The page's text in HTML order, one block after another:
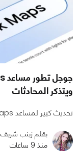
ويتذكر المحادثات
تحديث كبير لمساعد Ask Maps الذكي 🗺️
بقلم زينب شريف
منذ 9 ساعات